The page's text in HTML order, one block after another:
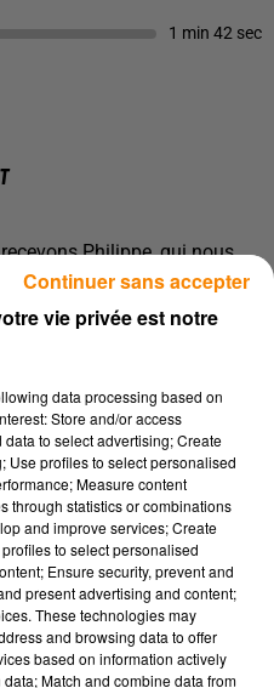
1 min 42 sec
Philippe, qui nous
pour la Fête de la Musique
du Jourdain.
promet d'être riche et varié :
de jeunes talents du
la prestation du sosie vocal
accompagné par
sera également de la
animée avec de la
et des food trucks sur
vie privée est notre
data processing based on
Store and/or access
to select advertising; Create
Use profiles to select personalised
Measure content
through statistics or combinations
and improve services; Create
to select personalised
Ensure security, prevent and
present advertising and content;
These technologies may
and browsing data to offer
based on information actively
Match and combine data from
Continuer sans accepter